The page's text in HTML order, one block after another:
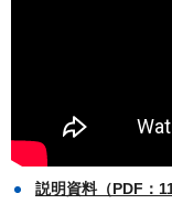
説明資料（PDF：